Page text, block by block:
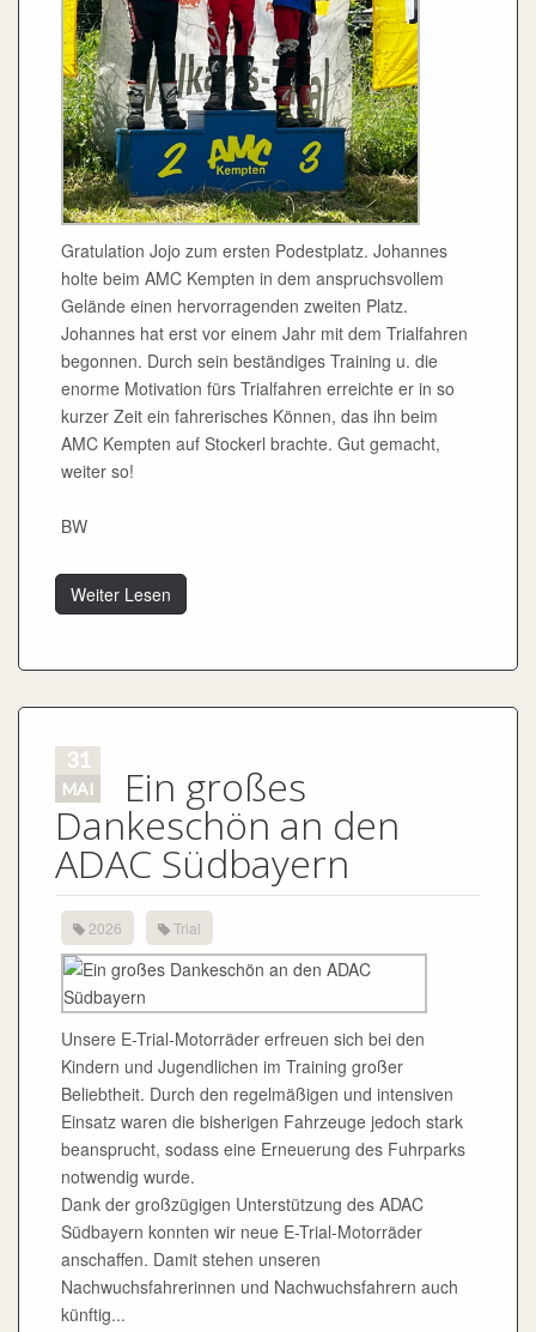
Gratulation Jojo zum ersten Podestplatz. Johannes
holte beim AMC Kempten in dem anspruchsvollem
Gelände einen hervorragenden zweiten Platz.
Johannes hat erst vor einem Jahr mit dem Trialfahren
begonnen. Durch sein beständiges Training u. die
enorme Motivation fürs Trialfahren erreichte er in so
kurzer Zeit ein fahrerisches Können, das ihn beim
AMC Kempten auf Stockerl brachte. Gut gemacht,
weiter so!
BW
Weiter Lesen
31
MAI Ein großes
Dankeschön an den
ADAC Südbayern
2026 Trial
Unsere E-Trial-Motorräder erfreuen sich bei den
Kindern und Jugendlichen im Training großer
Beliebtheit. Durch den regelmäßigen und intensiven
Einsatz waren die bisherigen Fahrzeuge jedoch stark
beansprucht, sodass eine Erneuerung des Fuhrparks
notwendig wurde.
Dank der großzügigen Unterstützung des ADAC
Südbayern konnten wir neue E-Trial-Motorräder
anschaffen. Damit stehen unseren
Nachwuchsfahrerinnen und Nachwuchsfahrern auch
künftig...